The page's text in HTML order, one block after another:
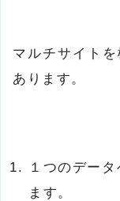
マルチサイト
あります。
１つのデー
ます。